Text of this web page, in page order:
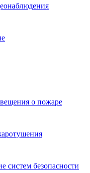
о пожаре
систем безопасности